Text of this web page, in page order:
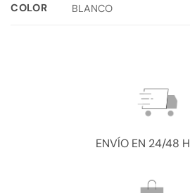
COLOR BLANCO
ENVÍO EN 24/48